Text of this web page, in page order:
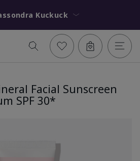
Cassondra Kuckuck
Facial Sunscreen
SPF 30*